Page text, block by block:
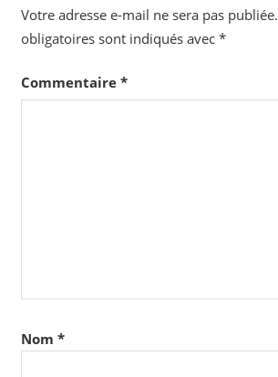
Votre adresse e-mail ne sera pas publiée.
obligatoires sont indiqués avec *
Commentaire *
Nom *